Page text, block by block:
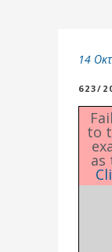
14
623/
to
as